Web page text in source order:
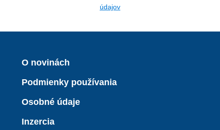
údajov
O novinách
Podmienky používania
Osobné údaje
Inzercia